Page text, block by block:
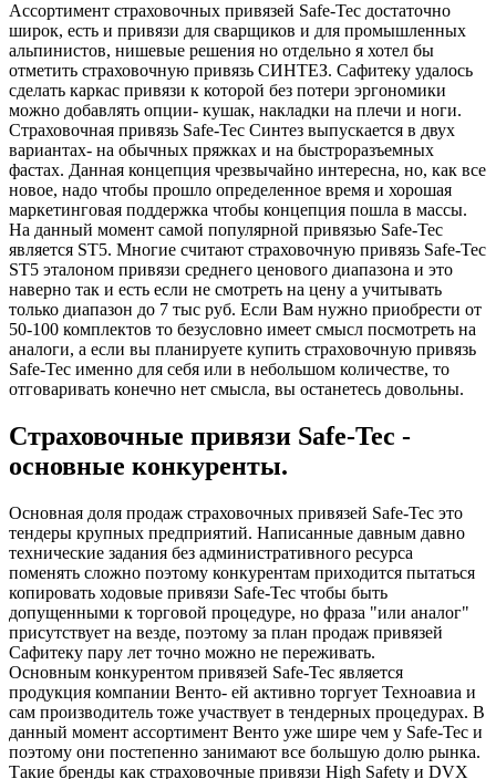
Ассортимент страховочных привязей Safe-Tec достаточно
широк, есть и привязи для сварщиков и для промышленных
альпинистов, нишевые решения но отдельно я хотел бы
отметить страховочную привязь СИНТЕЗ. Сафитеку удалось
сделать каркас привязи к которой без потери эргономики
можно добавлять опции- кушак, накладки на плечи и ноги.
Страховочная привязь Safe-Tec Синтез выпускается в двух
вариантах- на обычных пряжках и на быстроразъемных
фастах. Данная концепция чрезвычайно интересна, но, как все
новое, надо чтобы прошло определенное время и хорошая
маркетинговая поддержка чтобы концепция пошла в массы.
На данный момент самой популярной привязью Safe-Tec
является ST5. Многие считают страховочную привязь Safe-Tec
ST5 эталоном привязи среднего ценового диапазона и это
наверно так и есть если не смотреть на цену а учитывать
только диапазон до 7 тыс руб. Если Вам нужно приобрести от
50-100 комплектов то безусловно имеет смысл посмотреть на
аналоги, а если вы планируете купить страховочную привязь
Safe-Tec именно для себя или в небольшом количестве, то
отговаривать конечно нет смысла, вы останетесь довольны.
Страховочные привязи Safe-Tec -
основные конкуренты.
Основная доля продаж страховочных привязей Safe-Tec это
тендеры крупных предприятий. Написанные давным давно
технические задания без административного ресурса
поменять сложно поэтому конкурентам приходится пытаться
копировать ходовые привязи Safe-Tec чтобы быть
допущенными к торговой процедуре, но фраза "или аналог"
присутствует на везде, поэтому за план продаж привязей
Сафитеку пару лет точно можно не переживать.
Основным конкурентом привязей Safe-Tec является
продукция компании Венто- ей активно торгует Техноавиа и
сам производитель тоже участвует в тендерных процедурах. В
данный момент ассортимент Венто уже шире чем у Safe-Tec и
поэтому они постепенно занимают все большую долю рынка.
Такие бренды как страховочные привязи High Safety и DVX